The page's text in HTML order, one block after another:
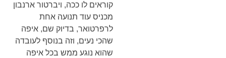
קוראים לו ככה, ויברטור ארנבון
מכניס עוד תנועה אחת
לרפרטואר, בדיוק שם, איפה
שהכי נעים, וזה בנוסף לעובדה
שהוא נוגע ממש בכל איפה